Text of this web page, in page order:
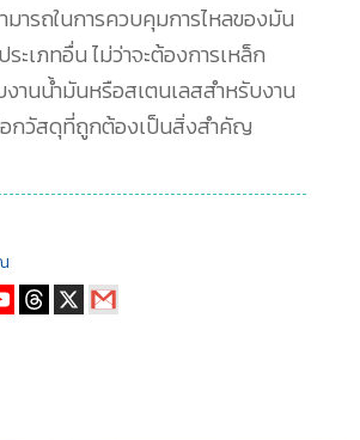
มารถในการควบคุมการไหลของมัน
ระเภทอื่น ไม่ว่าจะต้องการเหล็ก
านน้ำมันหรือสเตนเลสสำหรับงาน
อกวัสดุที่ถูกต้องเป็นสิ่งสำคัญ